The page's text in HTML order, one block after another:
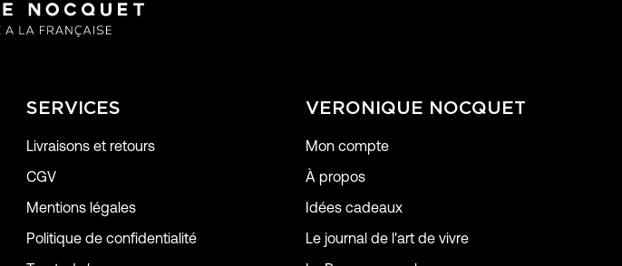
SERVICES
Livraisons et retours
CGV
Mentions légales
Politique de confidentialité
VERONIQUE NOCQUET
Mon compte
À propos
Idées cadeaux
Le journal de l'art de vivre